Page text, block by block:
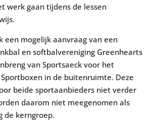
werk gaan tijdens de lessen
een mogelijk aanvraag van een
en softbalvereniging Greenhearts
van Sportsaeck voor het
in de buitenruimte. Deze
beide sportaanbieders niet verder
daarom niet meegenomen als
de kerngroep.